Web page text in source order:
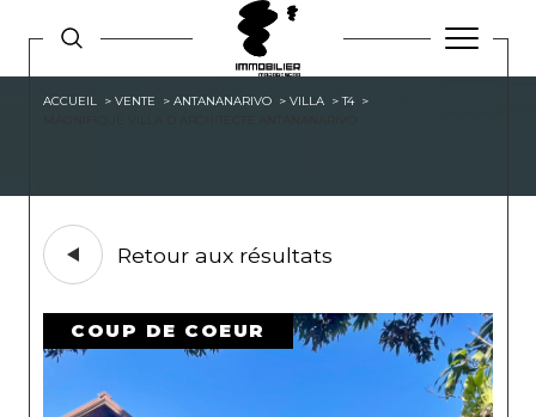
ACCUEIL VENTE ANTANANARIVO VILLA
T4
Retour aux résultats
COUP DE COEUR